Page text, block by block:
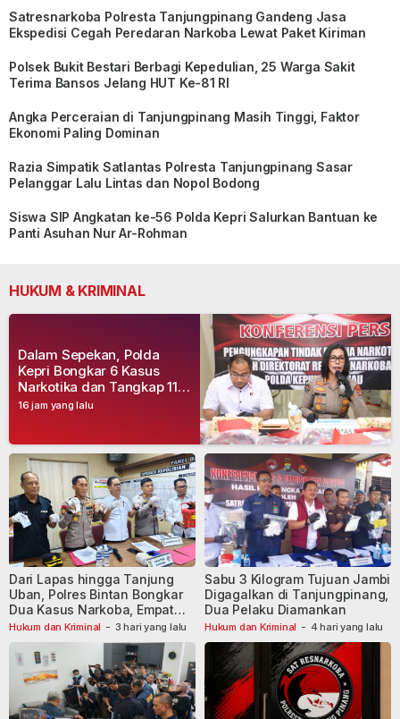
Satresnarkoba Polresta Tanjungpinang Gandeng Jasa
Ekspedisi Cegah Peredaran Narkoba Lewat Paket Kiriman
Polsek Bukit Bestari Berbagi Kepedulian, 25 Warga Sakit
Terima Bansos Jelang HUT Ke-81 RI
Angka Perceraian di Tanjungpinang Masih Tinggi, Faktor
Ekonomi Paling Dominan
Razia Simpatik Satlantas Polresta Tanjungpinang Sasar
Pelanggar Lalu Lintas dan Nopol Bodong
Siswa SIP Angkatan ke-56 Polda Kepri Salurkan Bantuan ke
Panti Asuhan Nur Ar-Rohman
HUKUM & KRIMINAL
16 jam yang lalu
Dalam Sepekan, Polda
Kepri Bongkar 6 Kasus
Narkotika dan Tangkap 11
Tersangka
Hukum dan Kriminal - 3 hari yang lalu
Dari Lapas hingga Tanjung
Uban, Polres Bintan Bongkar
Dua Kasus Narkoba, Empat
Tersangka Dibekuk
Hukum dan Kriminal - 4 hari yang lalu
Sabu 3 Kilogram Tujuan Jambi
Digagalkan di Tanjungpinang,
Dua Pelaku Diamankan